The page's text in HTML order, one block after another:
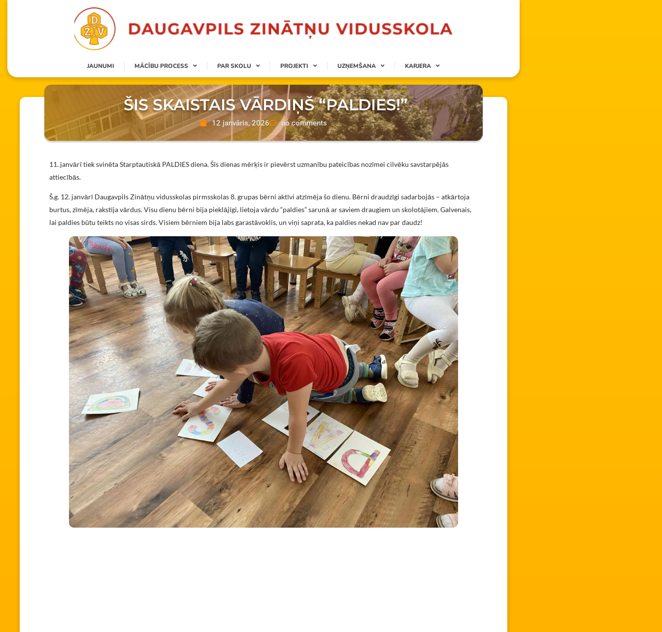
JAUNUMI MĀCĪBU PROCESS PAR SKOLU PROJEKTI UZŅEMŠANA KARJERA
ŠIS SKAISTAIS VĀRDIŅŠ “PALDIES!”
12 janvāris, 2026 no comments
11. janvārī tiek svinēta Starptautiskā PALDIES diena. Šīs dienas mērķis ir pievērst uzmanību pateicības nozīmei cilvēku savstarpējās
attiecībās.
Š.g. 12. janvārī Daugavpils Zinātņu vidusskolas pirmsskolas 8. grupas bērni aktīvi atzīmēja šo dienu. Bērni draudzīgi sadarbojās – atkārtoja
burtus, zīmēja, rakstīja vārdus. Visu dienu bērni bija pieklājīgi, lietoja vārdu “paldies” sarunā ar saviem draugiem un skolotājiem. Galvenais,
lai paldies būtu teikts no visas sirds. Visiem bērniem bija labs garastāvoklis, un viņi saprata, ka paldies nekad nav par daudz!